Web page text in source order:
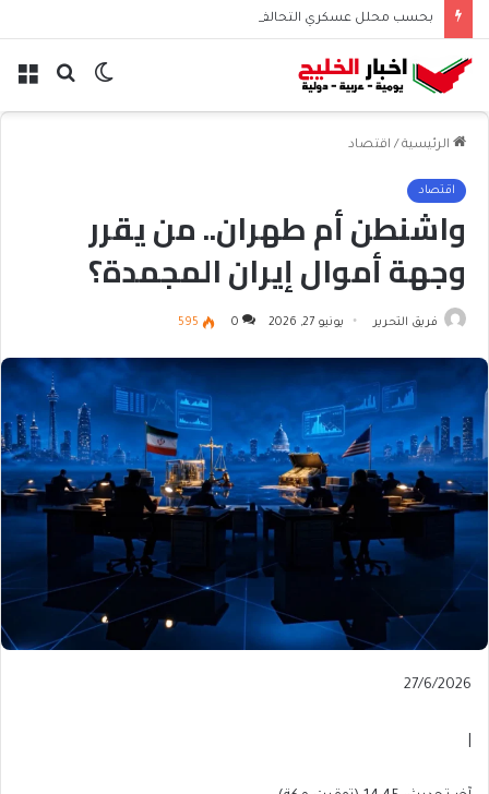
بحث الوضع
الرئيسية / اقتصاد
اقتصاد
واشنطن أم طهران.. من يقرر
وجهة أموال إيران المجمدة؟
فريق التحرير يونيو 27, 2026 0
595
Published
27/6/2026